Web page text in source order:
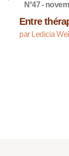
N°47 -
Entre
par Ledicia